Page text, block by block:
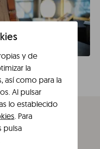
y de
la
así como para la
Al pulsar
lo establecido
. Para
pulsa